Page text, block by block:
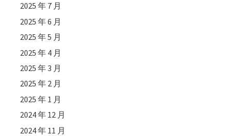
2025 年 7 月
2025 年 6 月
2025 年 5 月
2025 年 4 月
2025 年 3 月
2025 年 2 月
2025 年 1 月
2024 年 12 月
2024 年 11 月